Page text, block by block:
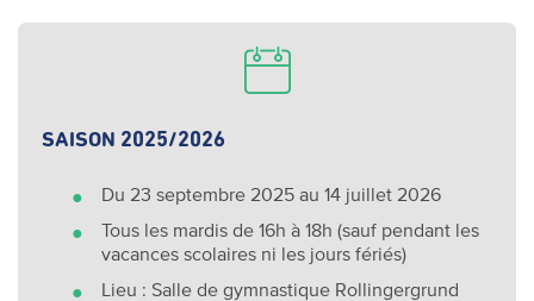
SAISON 2025/2026
Du 23 septembre 2025 au 14 juillet 2026
Tous les mardis de 16h à 18h (sauf pendant les
vacances scolaires ni les jours fériés)
Lieu : Salle de gymnastique Rollingergrund